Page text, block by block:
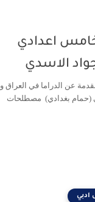
اعدادي
الاسدي
عن الدراما في العراق و
(حمام بغدادي) مصطلحات